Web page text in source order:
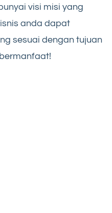
visi misi yang
anda dapat
sesuai dengan tujuan